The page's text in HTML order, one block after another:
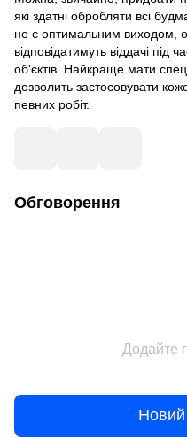
які здатні обробляти всі
не є оптимальним виходом,
відповідатимуть віддачі під
об'єктів. Найкраще мати
дозволить застосовувати
певних робіт.
Обговорення
Додайте